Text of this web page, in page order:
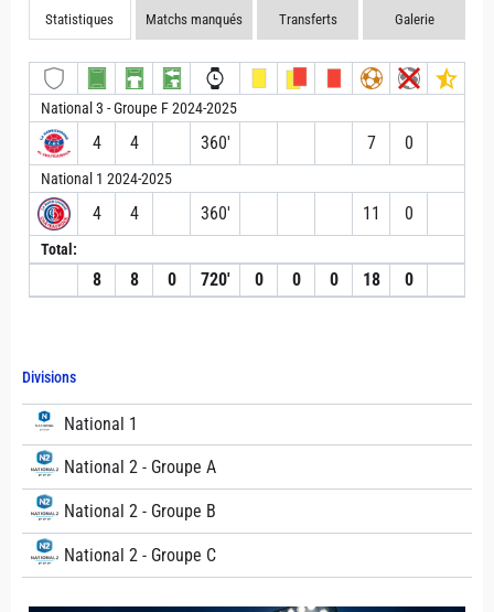
Divisions
National 1
National 2 - Groupe A
National 2 - Groupe B
National 2 - Groupe C
Statistiques Matchs manqués Transferts Galerie
National 3 - Groupe F 2024-2025
4 4 360′ 7 0
National 1 2024-2025
4 4 360′ 11 0
Total:
8 8 0 720′ 0 0 0 18 0